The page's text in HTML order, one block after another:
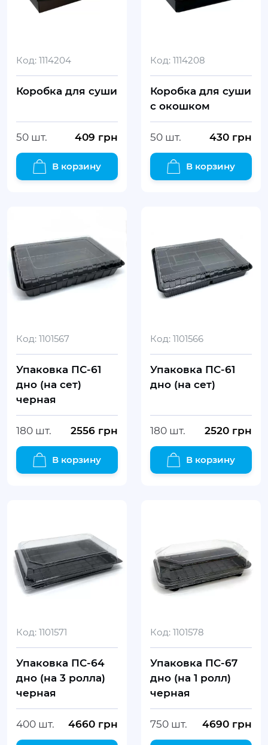
Код: 1114204
Коробка для суши
50 шт. 409 грн
В корзину
Код: 1114208
Коробка для суши
с окошком
50 шт. 430 грн
В корзину
Код: 1101567
Упаковка ПС-61
дно (на сет)
черная
180 шт. 2556 грн
В корзину
Код: 1101566
Упаковка ПС-61
дно (на сет)
180 шт. 2520 грн
В корзину
Код: 1101571
Упаковка ПС-64
дно (на 3 ролла)
черная
400 шт. 4660 грн
Код: 1101578
Упаковка ПС-67
дно (на 1 ролл)
черная
750 шт. 4690 грн